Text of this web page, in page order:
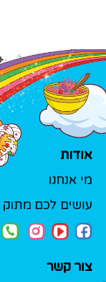
אודות
מי אנחנו
עושים לכם
צור קשר